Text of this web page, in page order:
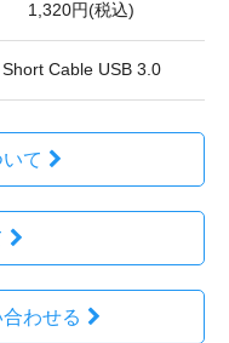
1,320円(税込)
Short Cable USB 3.0
て
わせる